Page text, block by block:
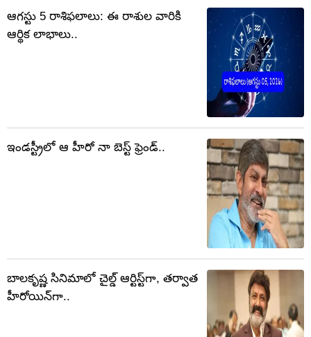
ఆగస్టు 5 రాశిఫలాలు: ఈ రాశుల వారికి
ఆర్థిక లాభాలు..
ఇండస్ట్రీలో ఆ హీరో నా బెస్ట్ ఫ్రెండ్..
బాలకృష్ణ సినిమాలో చైల్డ్ ఆర్టిస్ట్‏గా, తర్వాత
హీరోయిన్‏గా..